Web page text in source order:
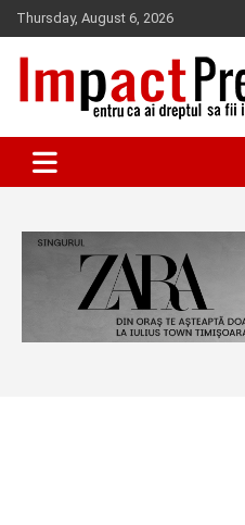
Skip
to
content
Thursday, August 6, 2026
IMPACTPRESS